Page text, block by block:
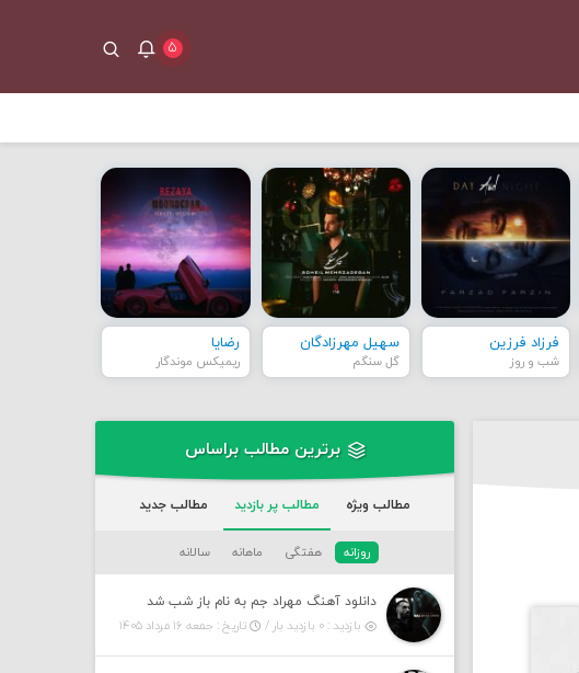
۵
فرزاد فرزین
شب و روز
سهیل مهرزادگان
گل سنگم
رضایا
ریمیکس موندگار
برترین مطالب براساس
مطالب ویژه مطالب پر بازدید مطالب جدید
روزانه هفتگی ماهانه سالانه
دانلود آهنگ مهراد جم به نام باز شب شد
بازدید : ۰ بازدید بار /
تاریخ : جمعه ۱۶ مرداد ۱۴۰۵